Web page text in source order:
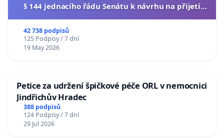
§ 144 jednacího řádu Senátu k návrhu na přijetí
42 738 podpisů
125 Podpisy / 7 dní
19 May 2026
Petice za udržení špičkové péče ORL v nemocnici
Jindřichův Hradec
388 podpisů
124 Podpisy / 7 dní
29 Jul 2026